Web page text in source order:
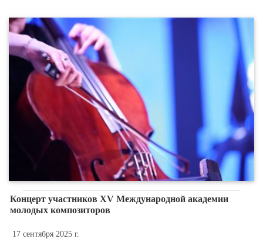
Концерт участников XV Международной академии
молодых композиторов
17 сентября 2025 г.